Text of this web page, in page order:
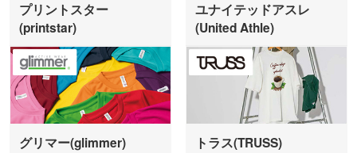
プリントスター
(printstar)
ユナイテッドアスレ
(United Athle)
グリマー(glimmer) トラス(TRUSS)